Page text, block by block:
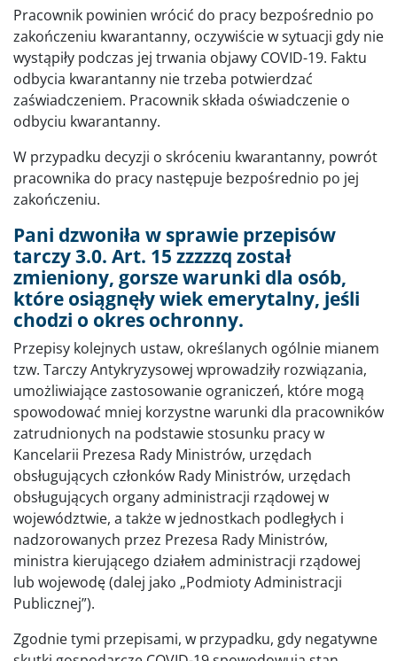
Pracownik powinien wrócić do pracy bezpośrednio po
zakończeniu kwarantanny, oczywiście w sytuacji gdy nie
wystąpiły podczas jej trwania objawy COVID-19. Faktu
odbycia kwarantanny nie trzeba potwierdzać
zaświadczeniem. Pracownik składa oświadczenie o
odbyciu kwarantanny.
W przypadku decyzji o skróceniu kwarantanny, powrót
pracownika do pracy następuje bezpośrednio po jej
zakończeniu.
Pani dzwoniła w sprawie przepisów
tarczy 3.0. Art. 15 zzzzzq został
zmieniony, gorsze warunki dla osób,
które osiągnęły wiek emerytalny, jeśli
chodzi o okres ochronny.
Przepisy kolejnych ustaw, określanych ogólnie mianem
tzw. Tarczy Antykryzysowej wprowadziły rozwiązania,
umożliwiające zastosowanie ograniczeń, które mogą
spowodować mniej korzystne warunki dla pracowników
zatrudnionych na podstawie stosunku pracy w
Kancelarii Prezesa Rady Ministrów, urzędach
obsługujących członków Rady Ministrów, urzędach
obsługujących organy administracji rządowej w
województwie, a także w jednostkach podległych i
nadzorowanych przez Prezesa Rady Ministrów,
ministra kierującego działem administracji rządowej
lub wojewodę (dalej jako „Podmioty Administracji
Publicznej”).
Zgodnie tymi przepisami, w przypadku, gdy negatywne